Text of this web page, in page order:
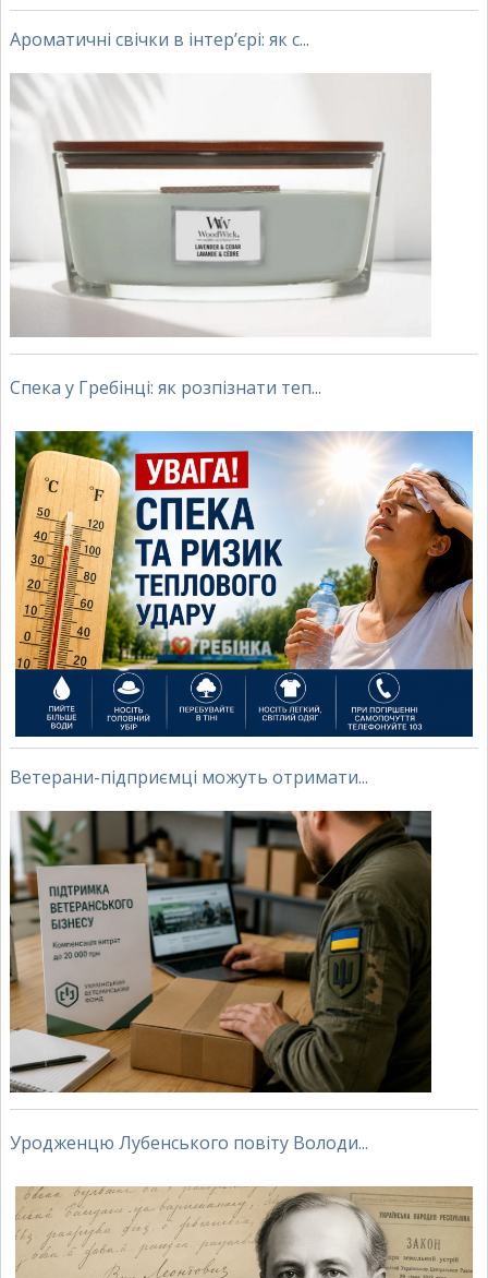
Ароматичні свічки в інтер’єрі: як с...
Спека у Гребінці: як розпізнати теп...
Ветерани-підприємці можуть отримати...
Уродженцю Лубенського повіту Володи...